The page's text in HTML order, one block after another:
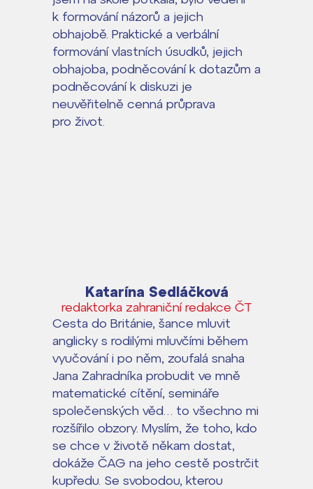
k formování názorů a jejich
obhajobě. Praktické a verbální
formování vlastních úsudků, jejich
obhajoba, podněcování k dotazům a
podněcování k diskuzi je
neuvěřitelně cenná průprava
pro život.
Cesta do Británie, šance mluvit
anglicky s rodilými mluvčími během
vyučování i po něm, zoufalá snaha
Jana Zahradníka probudit ve mně
matematické cítění, semináře
společenských věd… to všechno mi
rozšířilo obzory. Myslím, že toho, kdo
se chce v životě někam dostat,
dokáže ČAG na jeho cestě postrčit
kupředu. Se svobodou, kterou
Katarína Sedláčková
redaktorka zahraniční redakce ČT